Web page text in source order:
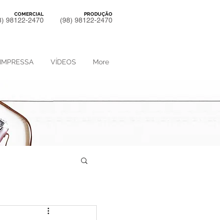
COMERCIAL
98122-2470
PRODUÇÃO
(98) 98122-2470
VÍDEOS More